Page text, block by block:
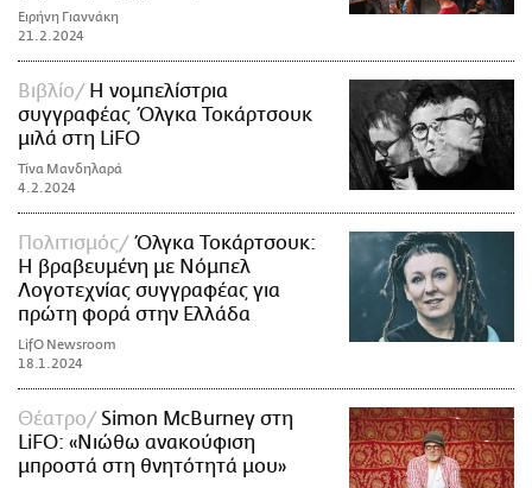
Ειρήνη Γιαννάκη
21.2.2024
Βιβλίο
Η νομπελίστρια
συγγραφέας Όλγκα Τοκάρτσουκ
μιλά στη LiFO
Τίνα Μανδηλαρά
4.2.2024
Πολιτισμός
Όλγκα Τοκάρτσουκ:
Η βραβευμένη με Νόμπελ
Λογοτεχνίας συγγραφέας για
πρώτη φορά στην Ελλάδα
LifO Newsroom
18.1.2024
Θέατρο
Simon McBurney στη
LiFO: «Νιώθω ανακούφιση
μπροστά στη θνητότητά μου»